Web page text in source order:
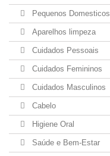
Pequenos Domesticos
Aparelhos limpeza
Cuidados Pessoais
Cuidados Femininos
Cuidados Masculinos
Cabelo
Higiene Oral
Saúde e Bem-Estar